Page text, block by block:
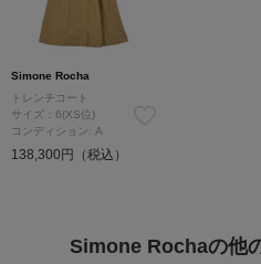
Simone Rocha
トレンチコート
サイズ：6(XS位)
コンディション: A
138,300円（税込）
Simone Rochaの他